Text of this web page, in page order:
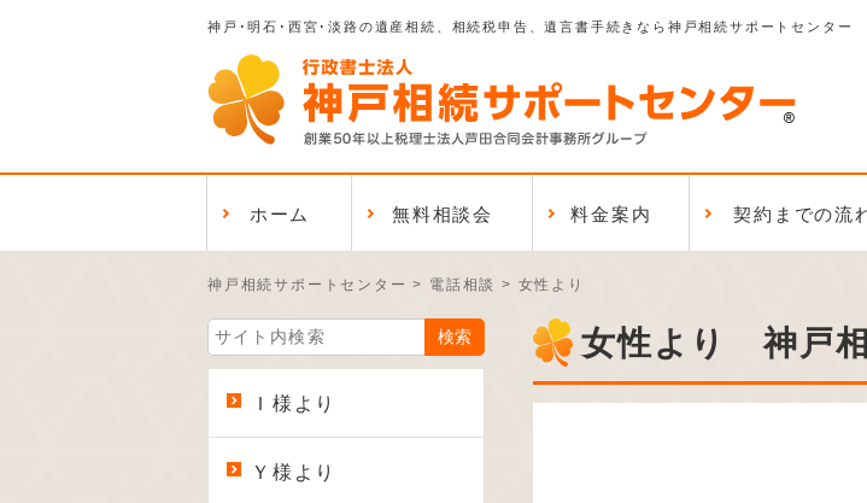
神戸･明石･西宮･淡路の遺産相続、相続税申告、遺言書手続きなら神戸相続サポートセンター
ホーム 無料相談会 料金案内 契約までの流
神戸相続サポートセンター > 電話相談 > 女性より
女性より 神戸
Ｉ様より
Ｙ様より